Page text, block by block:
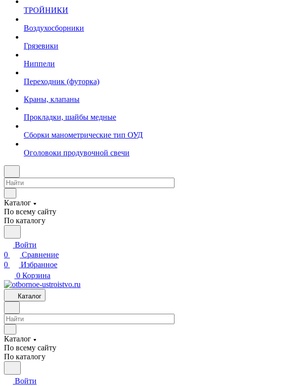
ТРОЙНИКИ
Воздухосборники
Грязевики
Ниппели
Переходник (футорка)
Краны, клапаны
Прокладки, шайбы медные
Сборки манометрические тип ОУД
Оголовоки продувочной свечи
Каталог
По всему сайту
По каталогу
Войти
0
Сравнение
0
Избранное
0 Корзина
Каталог
Каталог
По всему сайту
По каталогу
Войти